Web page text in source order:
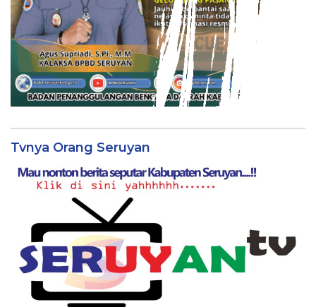
Tvnya Orang Seruyan